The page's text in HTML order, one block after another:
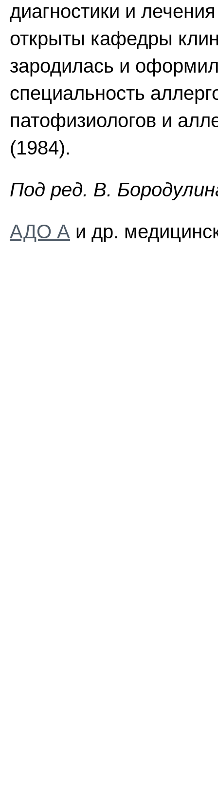
диагностики и
открыты кафедры
зародилась и
специальность
патофизиологов и
(1984).
Пoд peд. B.
АДО А и др.